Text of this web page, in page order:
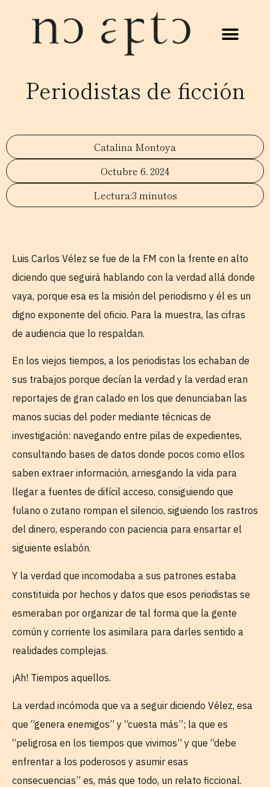
Periodistas de ficción
Catalina Montoya
Octubre 6, 2024
3 minutos
Luis Carlos Vélez se fue de la FM con la frente en alto
diciendo que seguirá hablando con la verdad allá donde
vaya, porque esa es la misión del periodismo y él es un
digno exponente del oficio. Para la muestra, las cifras
de audiencia que lo respaldan.
En los viejos tiempos, a los periodistas los echaban de
sus trabajos porque decían la verdad y la verdad eran
reportajes de gran calado en los que denunciaban las
manos sucias del poder mediante técnicas de
investigación: navegando entre pilas de expedientes,
consultando bases de datos donde pocos como ellos
saben extraer información, arriesgando la vida para
llegar a fuentes de difícil acceso, consiguiendo que
fulano o zutano rompan el silencio, siguiendo los rastros
del dinero, esperando con paciencia para ensartar el
siguiente eslabón.
Y la verdad que incomodaba a sus patrones estaba
constituida por hechos y datos que esos periodistas se
esmeraban por organizar de tal forma que la gente
común y corriente los asimilara para darles sentido a
realidades complejas.
¡Ah! Tiempos aquellos.
La verdad incómoda que va a seguir diciendo Vélez, esa
que “genera enemigos” y “cuesta más”; la que es
“peligrosa en los tiempos que vivimos” y que “debe
enfrentar a los poderosos y asumir esas
consecuencias” es, más que todo, un relato ficcional.